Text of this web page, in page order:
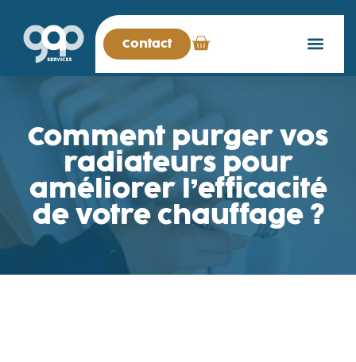
Contact
Comment purger vos
radiateurs pour
améliorer l’efficacité
de votre chauffage ?